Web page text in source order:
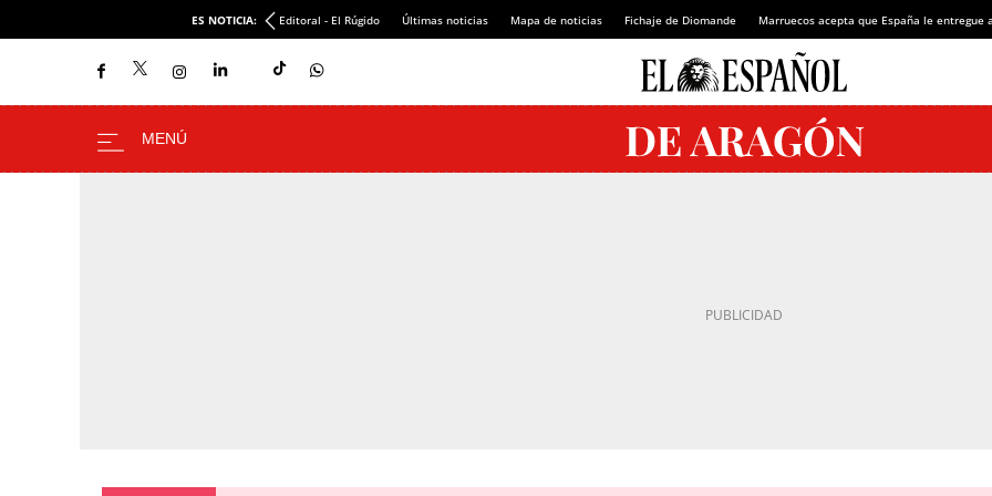
ES NOTICIA: Editoral - El Rúgido Últimas noticias Mapa de noticias Fichaje de Diomande Marruecos acepta que España le entregue